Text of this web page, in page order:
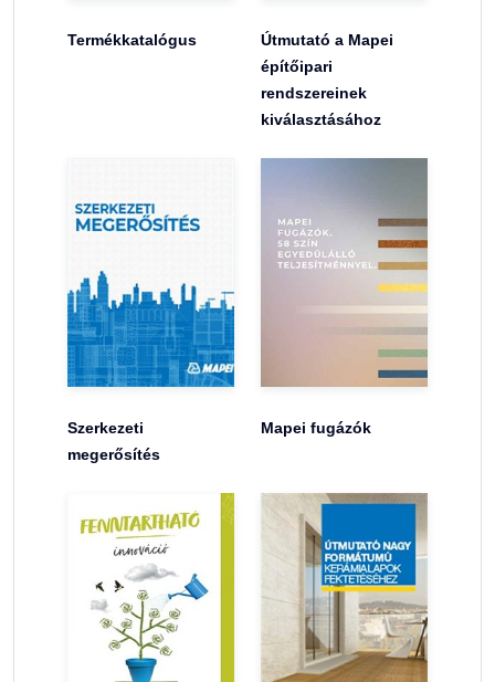
Termékkatalógus
Útmutató a Mapei
építőipari
rendszereinek
kiválasztásához
Szerkezeti
megerősítés
Mapei fugázók